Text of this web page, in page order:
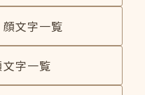
文字一覧
字一覧